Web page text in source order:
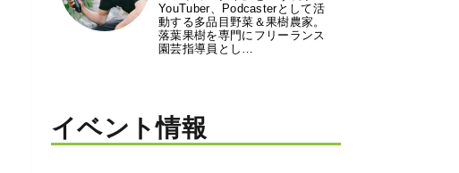
YouTuber、Podcasterとして活
動する多品目野菜＆果樹農家。
落葉果樹を専門にフリーランス
園芸指導員とし…
イベント情報